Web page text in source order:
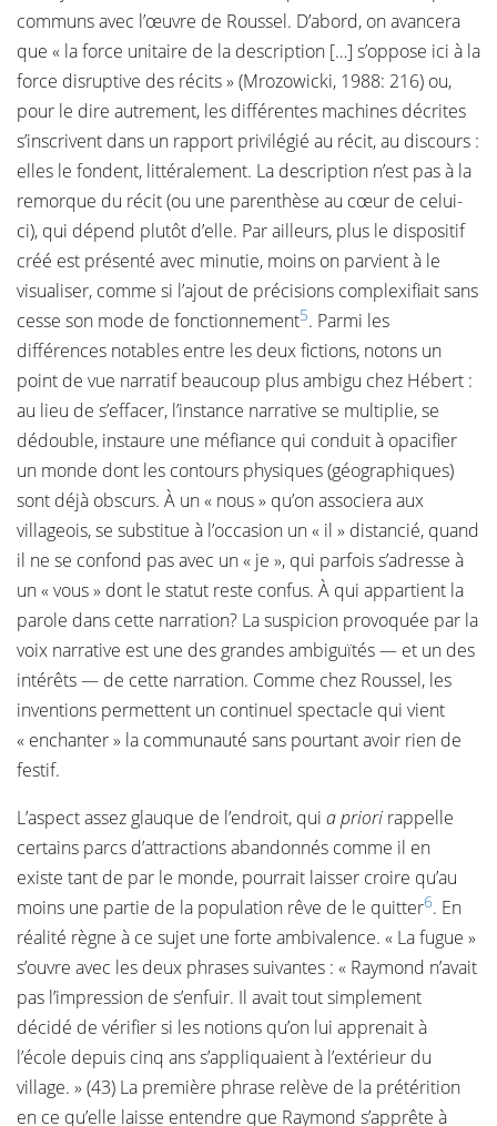
communs avec l’œuvre de Roussel. D’abord, on avancera
que « la force unitaire de la description […] s’oppose ici à la
force disruptive des récits » (Mrozowicki, 1988: 216) ou,
pour le dire autrement, les différentes machines décrites
s’inscrivent dans un rapport privilégié au récit, au discours :
elles le fondent, littéralement. La description n’est pas à la
remorque du récit (ou une parenthèse au cœur de celui-
ci), qui dépend plutôt d’elle. Par ailleurs, plus le dispositif
créé est présenté avec minutie, moins on parvient à le
visualiser, comme si l’ajout de précisions complexifiait sans
cesse son mode de fonctionnement5. Parmi les
différences notables entre les deux fictions, notons un
point de vue narratif beaucoup plus ambigu chez Hébert :
au lieu de s’effacer, l’instance narrative se multiplie, se
dédouble, instaure une méfiance qui conduit à opacifier
un monde dont les contours physiques (géographiques)
sont déjà obscurs. À un « nous » qu’on associera aux
villageois, se substitue à l’occasion un « il » distancié, quand
il ne se confond pas avec un « je », qui parfois s’adresse à
un « vous » dont le statut reste confus. À qui appartient la
parole dans cette narration? La suspicion provoquée par la
voix narrative est une des grandes ambiguïtés — et un des
intérêts — de cette narration. Comme chez Roussel, les
inventions permettent un continuel spectacle qui vient
« enchanter » la communauté sans pourtant avoir rien de
festif.
L’aspect assez glauque de l’endroit, qui a priori rappelle
certains parcs d’attractions abandonnés comme il en
existe tant de par le monde, pourrait laisser croire qu’au
moins une partie de la population rêve de le quitter6. En
réalité règne à ce sujet une forte ambivalence. « La fugue »
s’ouvre avec les deux phrases suivantes : « Raymond n’avait
pas l’impression de s’enfuir. Il avait tout simplement
décidé de vérifier si les notions qu’on lui apprenait à
l’école depuis cinq ans s’appliquaient à l’extérieur du
village. » (43) La première phrase relève de la prétérition
en ce qu’elle laisse entendre que Raymond s’apprête à